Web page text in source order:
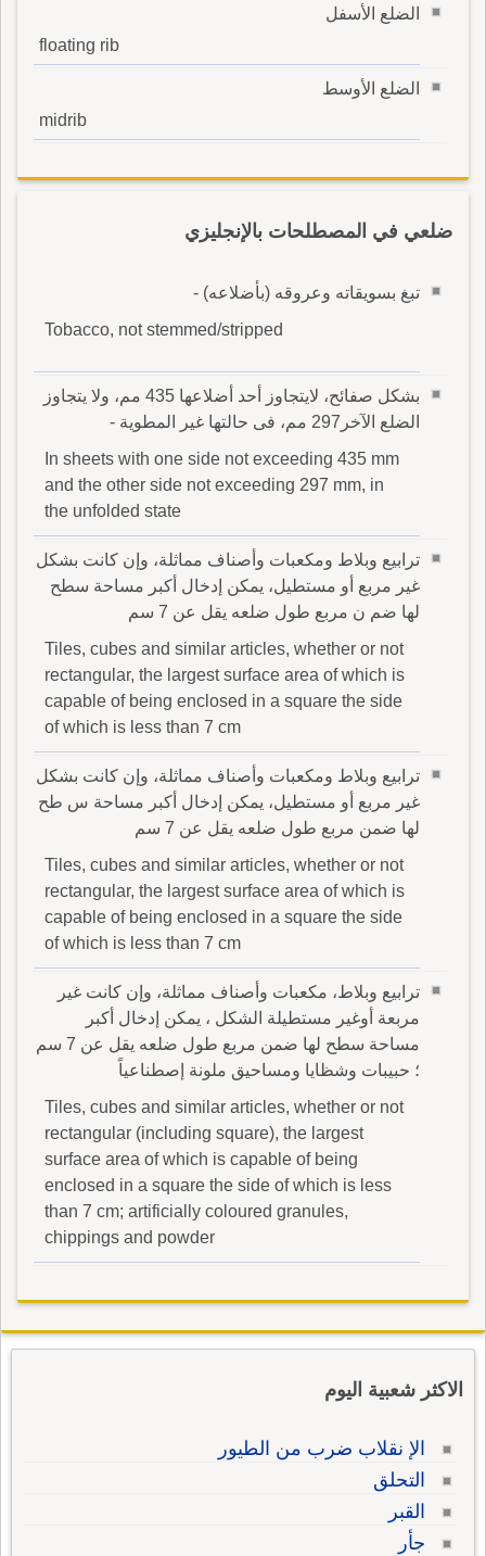
الضلع الأسفل
floating rib
الضلع الأوسط
midrib
ضلعي في المصطلحات بالإنجليزي
تبغ بسويقاته وعروقه (بأضلاعه) -
Tobacco, not stemmed/stripped
بشكل صفائح، لايتجاوز أحد أضلاعها 435 مم، ولا يتجاوز
الضلع الآخر297 مم، فى حالتها غير المطوية -
In sheets with one side not exceeding 435 mm
and the other side not exceeding 297 mm, in
the unfolded state
ترابيع وبلاط ومكعبات وأصناف مماثلة، وإن كانت بشكل
غير مربع أو مستطيل، يمكن إدخال أكبر مساحة سطح
لها ضم ن مربع طول ضلعه يقل عن 7 سم
Tiles, cubes and similar articles, whether or not
rectangular, the largest surface area of which is
capable of being enclosed in a square the side
of which is less than 7 cm
ترابيع وبلاط ومكعبات وأصناف مماثلة، وإن كانت بشكل
غير مربع أو مستطيل، يمكن إدخال أكبر مساحة س طح
لها ضمن مربع طول ضلعه يقل عن 7 سم
Tiles, cubes and similar articles, whether or not
rectangular, the largest surface area of which is
capable of being enclosed in a square the side
of which is less than 7 cm
ترابيع وبلاط، مكعبات وأصناف مماثلة، وإن كانت غير
مربعة أوغير مستطيلة الشكل ، يمكن إدخال أكبر
مساحة سطح لها ضمن مربع طول ضلعه يقل عن 7 سم
؛ حبيبات وشظايا ومساحيق ملونة إصطناعياً
Tiles, cubes and similar articles, whether or not
rectangular (including square), the largest
surface area of which is capable of being
enclosed in a square the side of which is less
than 7 cm; artificially coloured granules,
chippings and powder
الاكثر شعبية اليوم
الإ نقلاب ضرب من الطيور
التحلق
القبر
جأر